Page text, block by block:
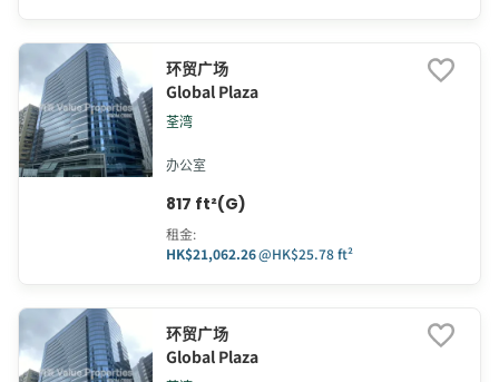
环贸广场
Global Plaza
荃湾
办公室
817 ft²(G)
租金:
HK$21,062.26@HK$25.78 ft²
环贸广场
Global Plaza